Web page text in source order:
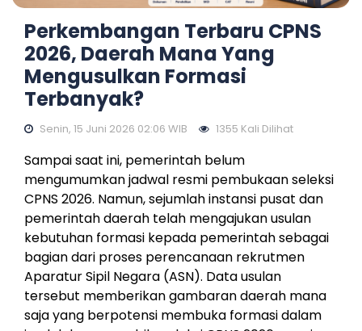
Perkembangan Terbaru CPNS
2026, Daerah Mana Yang
Mengusulkan Formasi
Terbanyak?
Senin, 15 Juni 2026 02:06 WIB 1355 Kali Dilihat
Sampai saat ini, pemerintah belum
mengumumkan jadwal resmi pembukaan seleksi
CPNS 2026. Namun, sejumlah instansi pusat dan
pemerintah daerah telah mengajukan usulan
kebutuhan formasi kepada pemerintah sebagai
bagian dari proses perencanaan rekrutmen
Aparatur Sipil Negara (ASN). Data usulan
tersebut memberikan gambaran daerah mana
saja yang berpotensi membuka formasi dalam